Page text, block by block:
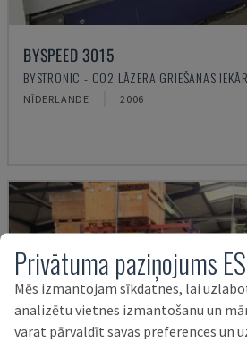
BYSPEED 3015
BYSTRONIC - CO2 LĀZERA GRIEŠANAS
NĪDERLANDE 2006
Privātuma paziņojums
Mēs izmantojam sīkdatnes, lai
analizētu vietnes izmantošanu un
varat pārvaldīt savas preferences un